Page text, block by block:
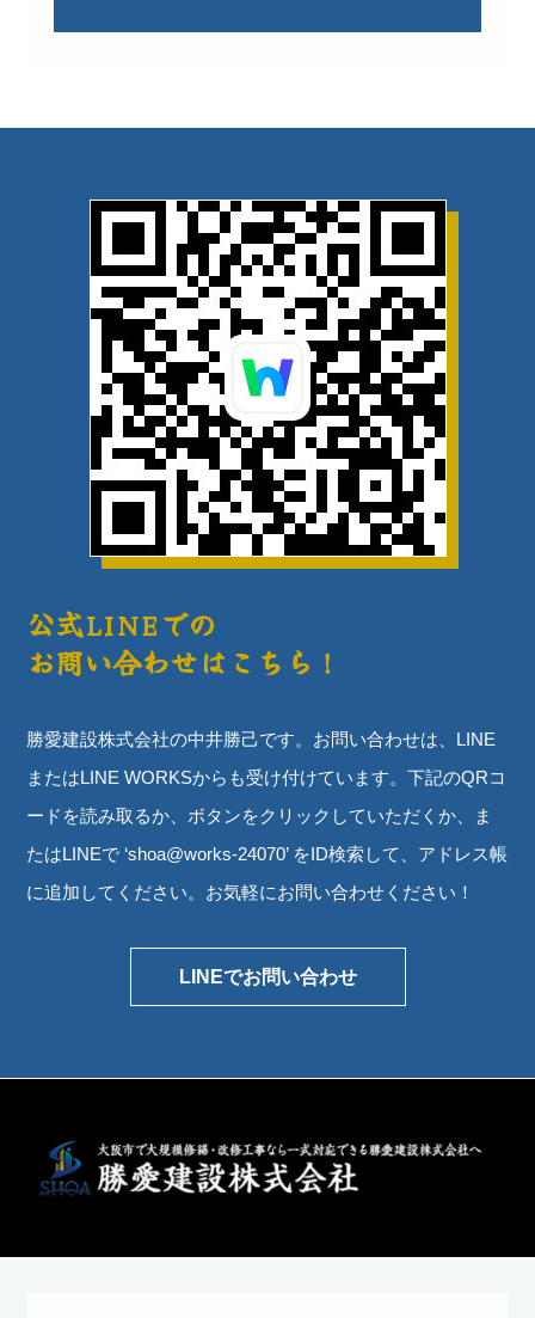
公式LINEでの
お問い合わせはこちら！
勝愛建設株式会社の中井勝己です。お問い合わせは、LINE
またはLINE WORKSからも受け付けています。下記のQRコ
ードを読み取るか、ボタンをクリックしていただくか、ま
たはLINEで ‘shoa@works-24070’ をID検索して、アドレス帳
に追加してください。お気軽にお問い合わせください！
LINEでお問い合わせ